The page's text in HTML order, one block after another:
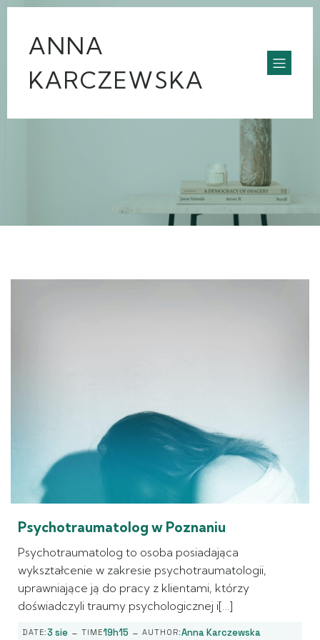
ANNA
KARCZEWSKA
Psychotraumatolog w Poznaniu
Psychotraumatolog to osoba posiadająca
wykształcenie w zakresie psychotraumatologii,
uprawniające ją do pracy z klientami, którzy
doświadczyli traumy psychologicznej i[…]
DATE:3 sie - TIME19h15 - AUTHOR:Anna Karczewska